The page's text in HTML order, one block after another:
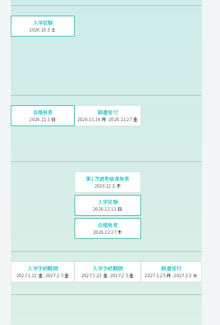
入学試験
2026.10.3 土
合格発表
2026.11.1 日
入学手続期間
2027.1.22 金 -2027.2.5 金
願書受付
2026.11.16 月 -2026.11.27 金
第1次選考結果発表
2026.12.3 木
入学試験
2026.12.13 日
合格発表
2026.12.17 木
入学手続期間
2027.1.22 金 -2027.2.5 金
願書受付
2027.1.25 月 -2027.2.3 水